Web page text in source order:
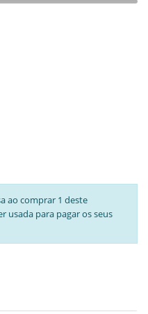
ao comprar 1 deste
usada para pagar os seus